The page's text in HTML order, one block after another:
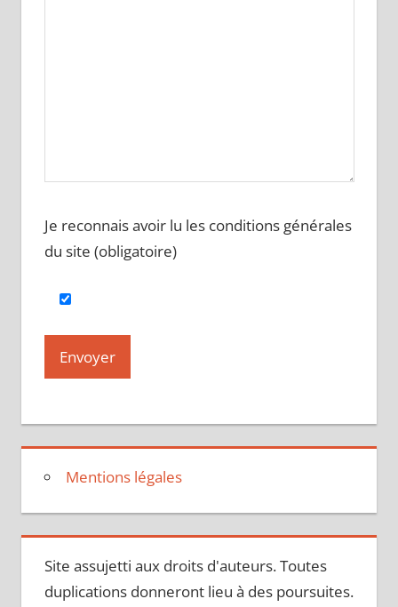
Je reconnais avoir lu les conditions générales
du site (obligatoire)
Mentions légales
Site assujetti aux droits d'auteurs. Toutes
duplications donneront lieu à des poursuites.